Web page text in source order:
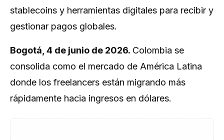
stablecoins y herramientas digitales para recibir y
gestionar pagos globales.
Bogotá, 4 de junio de 2026. Colombia se
consolida como el mercado de América Latina
donde los freelancers están migrando más
rápidamente hacia ingresos en dólares.